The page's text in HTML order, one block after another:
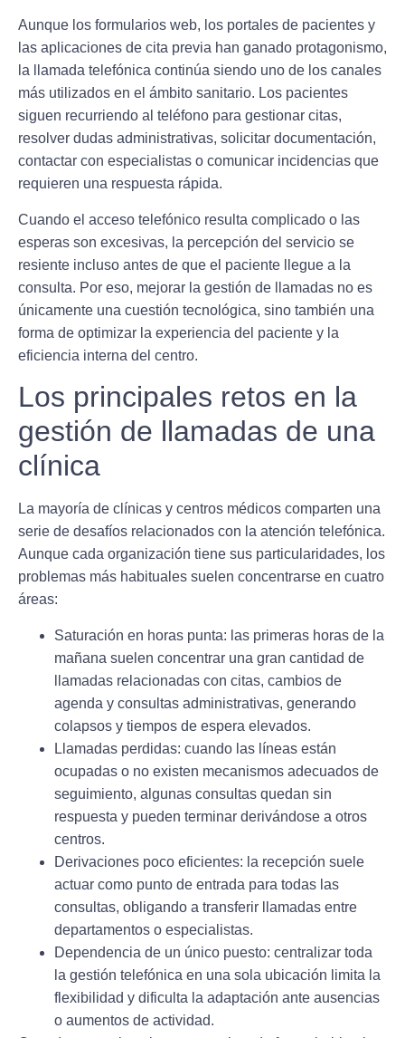
Aunque los formularios web, los portales de pacientes y
las aplicaciones de cita previa han ganado protagonismo,
la llamada telefónica continúa siendo uno de los canales
más utilizados en el ámbito sanitario. Los pacientes
siguen recurriendo al teléfono para gestionar citas,
resolver dudas administrativas, solicitar documentación,
contactar con especialistas o comunicar incidencias que
requieren una respuesta rápida.
Cuando el acceso telefónico resulta complicado o las
esperas son excesivas, la percepción del servicio se
resiente incluso antes de que el paciente llegue a la
consulta. Por eso, mejorar la gestión de llamadas no es
únicamente una cuestión tecnológica, sino también una
forma de optimizar la experiencia del paciente y la
eficiencia interna del centro.
Los principales retos en la
gestión de llamadas de una
clínica
La mayoría de clínicas y centros médicos comparten una
serie de desafíos relacionados con la atención telefónica.
Aunque cada organización tiene sus particularidades, los
problemas más habituales suelen concentrarse en cuatro
áreas:
Saturación en horas punta: las primeras horas de la
mañana suelen concentrar una gran cantidad de
llamadas relacionadas con citas, cambios de
agenda y consultas administrativas, generando
colapsos y tiempos de espera elevados.
Llamadas perdidas: cuando las líneas están
ocupadas o no existen mecanismos adecuados de
seguimiento, algunas consultas quedan sin
respuesta y pueden terminar derivándose a otros
centros.
Derivaciones poco eficientes: la recepción suele
actuar como punto de entrada para todas las
consultas, obligando a transferir llamadas entre
departamentos o especialistas.
Dependencia de un único puesto: centralizar toda
la gestión telefónica en una sola ubicación limita la
flexibilidad y dificulta la adaptación ante ausencias
o aumentos de actividad.